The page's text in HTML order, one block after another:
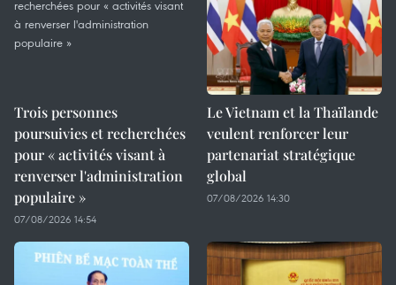
Trois personnes
poursuivies et recherchées
pour « activités visant à
renverser l'administration
populaire »
07/08/2026 14:54
Le Vietnam et la Thaïlande
veulent renforcer leur
partenariat stratégique
global
07/08/2026 14:30